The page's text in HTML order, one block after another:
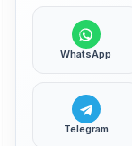
WhatsApp
Telegram